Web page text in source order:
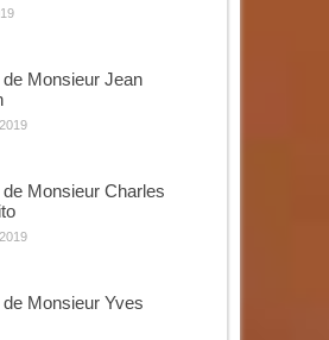
Monsieur Jean
Monsieur Charles
Monsieur Yves